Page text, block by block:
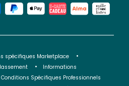
spécifiques Marketplace
Informations
Conditions Spécifiques Professionnels